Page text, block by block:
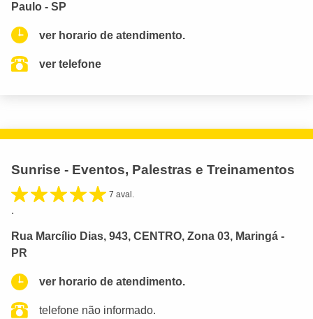
Paulo - SP
ver horario de atendimento.
ver telefone
Sunrise - Eventos, Palestras e Treinamentos
7 aval.
.
Rua Marcílio Dias, 943, CENTRO, Zona 03, Maringá -
PR
ver horario de atendimento.
telefone não informado.